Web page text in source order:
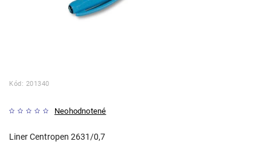
Kód: 201340
Neohodnotené
Liner Centropen 2631/0,7